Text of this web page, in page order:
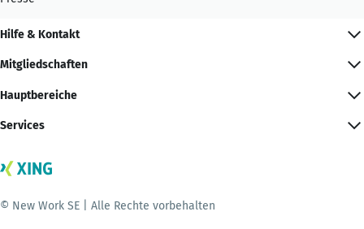
Hilfe & Kontakt
Mitgliedschaften
Hauptbereiche
Services
© New Work SE | Alle Rechte vorbehalten